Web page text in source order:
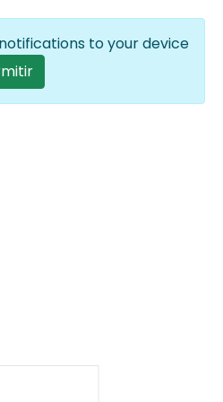
account menu
ES Lista
to your device